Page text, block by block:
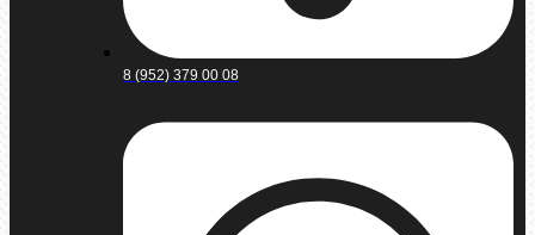
8 (952) 379 00 08